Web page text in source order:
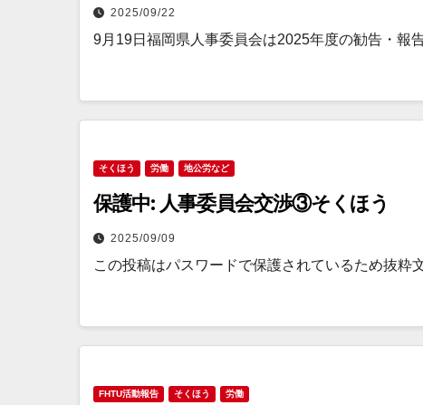
2025/09/22
9月19日福岡県人事委員会は2025年度の勧告・報
そくほう 労働 地公労など
保護中: 人事委員会交渉③そくほう
2025/09/09
この投稿はパスワードで保護されているため抜粋
FHTU活動報告 そくほう 労働